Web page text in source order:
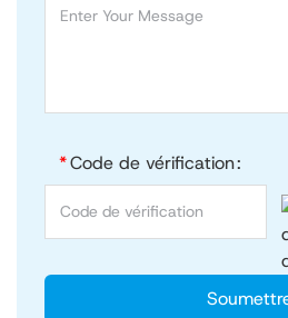
*Code de vérification :